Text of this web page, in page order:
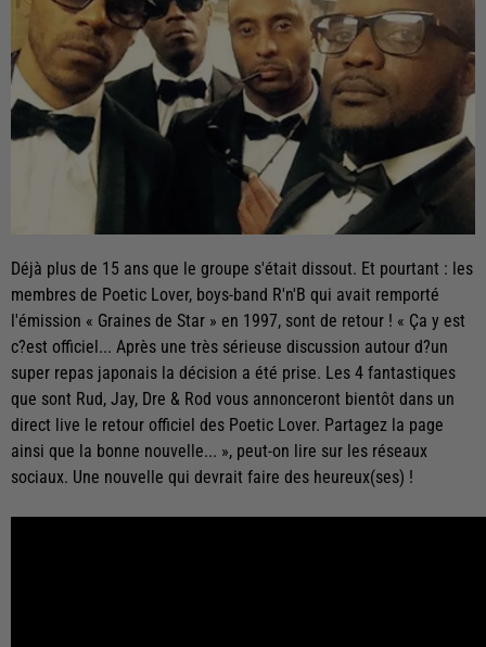
Déjà plus de 15 ans que le groupe s'était dissout. Et pourtant : les
membres de Poetic Lover, boys-band R'n'B qui avait remporté
l'émission « Graines de Star » en 1997, sont de retour ! « Ça y est
c?est officiel... Après une très sérieuse discussion autour d?un
super repas japonais la décision a été prise. Les 4 fantastiques
que sont Rud, Jay, Dre & Rod vous annonceront bientôt dans un
direct live le retour officiel des Poetic Lover. Partagez la page
ainsi que la bonne nouvelle... », peut-on lire sur les réseaux
sociaux. Une nouvelle qui devrait faire des heureux(ses) !